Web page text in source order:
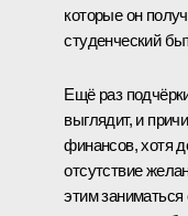
которые он
студенческий
Ещё раз
выглядит, и
финансов, хотя
отсутствие
этим